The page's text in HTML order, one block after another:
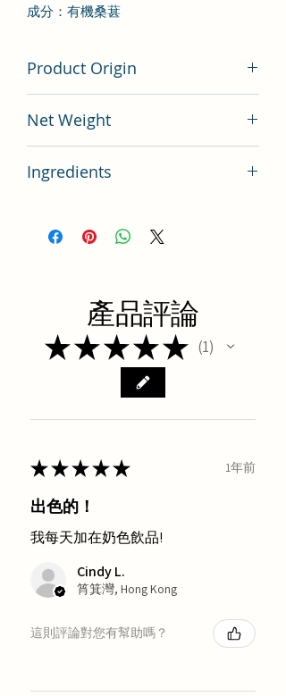
成分：有機桑葚
Product Origin
Net Weight
Ingredients
產品評論
★★★★★ 1
★★★★★ 1年前
出色的！
我每天加在奶色飲品!
Cindy L.
筲箕灣, Hong Kong
這則評論對您有幫助嗎？